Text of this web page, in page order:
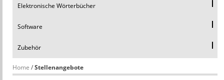
Elektronische Wörterbücher
Software
Zubehör
Home /Stellenangebote